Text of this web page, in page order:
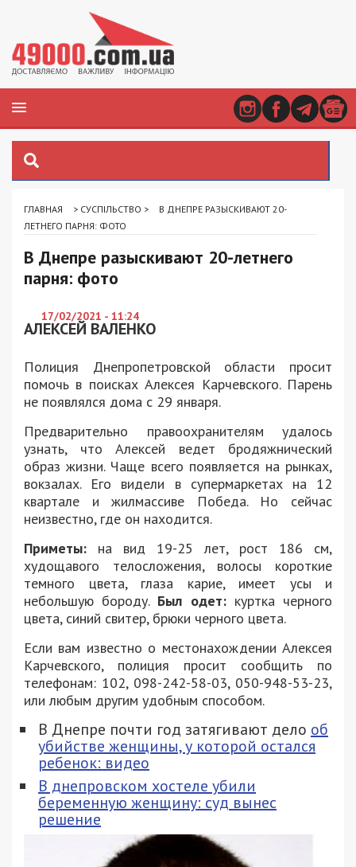
ГЛАВНАЯ > СУСПІЛЬСТВО >
В ДНЕПРЕ РАЗЫСКИВАЮТ 20-
ЛЕТНЕГО ПАРНЯ: ФОТО
В Днепре разыскивают 20-летнего
парня: фото
17/02/2021 - 11:24
АЛЕКСЕЙ ВАЛЕНКО
Полиция Днепропетровской области просит
помочь в поисках Алексея Карчевского. Парень
не появлялся дома с 29 января.
Предварительно правоохранителям удалось
узнать, что Алексей ведет бродяжнический
образ жизни. Чаще всего появляется на рынках,
вокзалах. Его видели в супермаркетах на 12
квартале и жилмассиве Победа. Но сейчас
неизвестно, где он находится.
Приметы: на вид 19-25 лет, рост 186 см,
худощавого телосложения, волосы короткие
темного цвета, глаза карие, имеет усы и
небольшую бороду. Был одет:куртка черного
цвета, синий свитер, брюки черного цвета.
Если вам известно о местонахождении Алексея
Карчевского, полиция просит сообщить по
телефонам: 102, 098-242-58-03, 050-948-53-23,
или любым другим удобным способом.
В Днепре почти год затягивают дело об
убийстве женщины, у которой остался
ребенок: видео
В днепровском хостеле убили
беременную женщину: суд вынес
решение